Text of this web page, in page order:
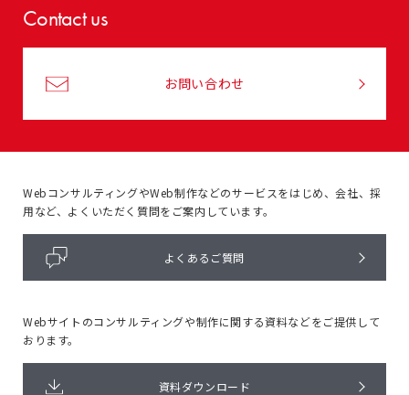
Contact us
お問い合わせ
WebコンサルティングやWeb制作などのサービスをはじめ、会社、採
用など、よくいただく質問をご案内しています。
よくあるご質問
Webサイトのコンサルティングや制作に関する資料などをご提供して
おります。
資料ダウンロード